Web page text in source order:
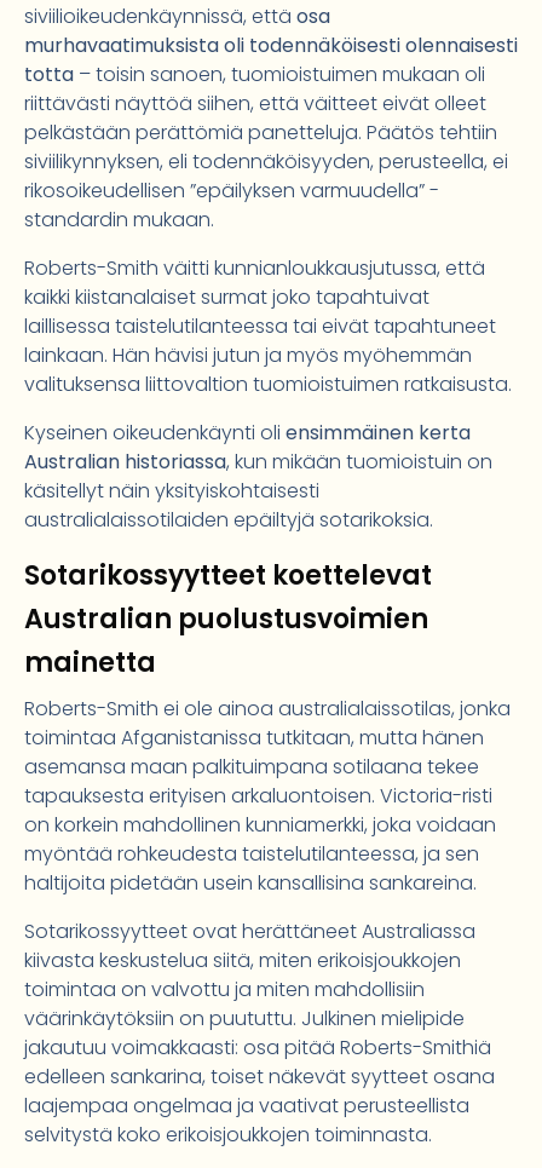
siviilioikeudenkäynnissä, että osa
murhavaatimuksista oli todennäköisesti olennaisesti
totta – toisin sanoen, tuomioistuimen mukaan oli
riittävästi näyttöä siihen, että väitteet eivät olleet
pelkästään perättömiä panetteluja. Päätös tehtiin
siviilikynnyksen, eli todennäköisyyden, perusteella, ei
rikosoikeudellisen ”epäilyksen varmuudella” -
standardin mukaan.
Roberts-Smith väitti kunnianloukkausjutussa, että
kaikki kiistanalaiset surmat joko tapahtuivat
laillisessa taistelutilanteessa tai eivät tapahtuneet
lainkaan. Hän hävisi jutun ja myös myöhemmän
valituksensa liittovaltion tuomioistuimen ratkaisusta.
Kyseinen oikeudenkäynti oli ensimmäinen kerta
Australian historiassa, kun mikään tuomioistuin on
käsitellyt näin yksityiskohtaisesti
australialaissotilaiden epäiltyjä sotarikoksia.
Sotarikossyytteet koettelevat
Australian puolustusvoimien
mainetta
Roberts-Smith ei ole ainoa australialaissotilas, jonka
toimintaa Afganistanissa tutkitaan, mutta hänen
asemansa maan palkituimpana sotilaana tekee
tapauksesta erityisen arkaluontoisen. Victoria-risti
on korkein mahdollinen kunniamerkki, joka voidaan
myöntää rohkeudesta taistelutilanteessa, ja sen
haltijoita pidetään usein kansallisina sankareina.
Sotarikossyytteet ovat herättäneet Australiassa
kiivasta keskustelua siitä, miten erikoisjoukkojen
toimintaa on valvottu ja miten mahdollisiin
väärinkäytöksiin on puututtu. Julkinen mielipide
jakautuu voimakkaasti: osa pitää Roberts-Smithiä
edelleen sankarina, toiset näkevät syytteet osana
laajempaa ongelmaa ja vaativat perusteellista
selvitystä koko erikoisjoukkojen toiminnasta.